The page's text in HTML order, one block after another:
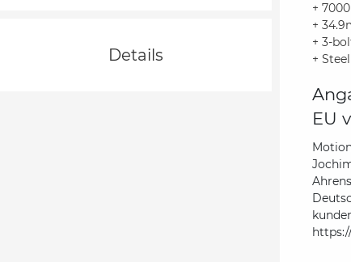
Details
+
+
+ 3-
+
EU